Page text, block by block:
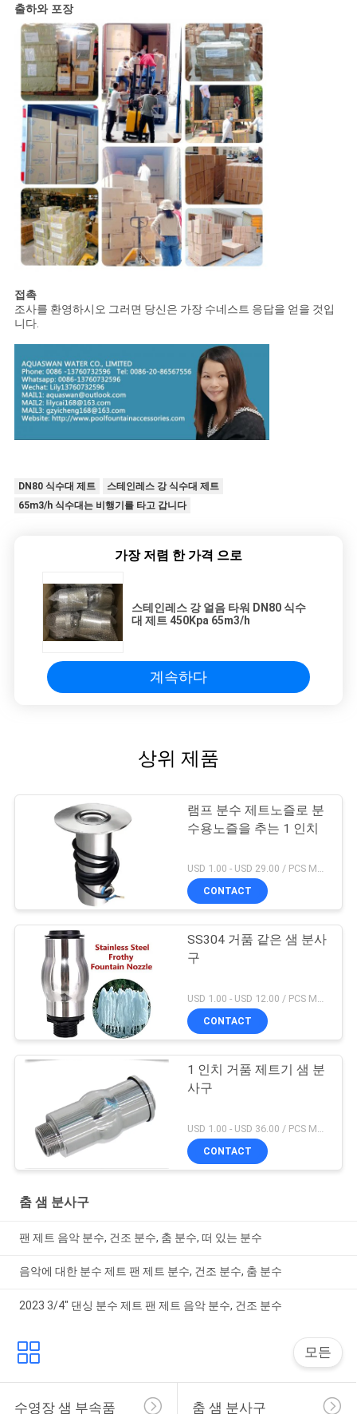
출하와 포장
접촉
조사를 환영하시오 그러면 당신은 가장 수네스트 응답을 얻을 것입
니다.
DN80 식수대 제트
스테인레스 강 식수대 제트
65m3/h 식수대는 비행기를 타고 갑니다
가장 저렴 한 가격 으로
스테인레스 강 얼음 타워 DN80 식수
대 제트 450Kpa 65m3/h
계속하다
상위 제품
램프 분수 제트노즐로 분
수용노즐을 추는 1 인치
USD 1.00 - USD 29.00 / PCS MOQ:1 PC
CONTACT
SS304 거품 같은 샘 분사
구
USD 1.00 - USD 12.00 / PCS MOQ:1 PC
CONTACT
1 인치 거품 제트기 샘 분
사구
CONTACT
춤 샘 분사구
팬 제트 음악 분수, 건조 분수, 춤 분수, 떠 있는 분수
음악에 대한 분수 제트 팬 제트 분수, 건조 분수, 춤 분수
2023 3/4" 댄싱 분수 제트 팬 제트 음악 분수, 건조 분수
모든
수영장 샘 부속품 춤 샘 분사구